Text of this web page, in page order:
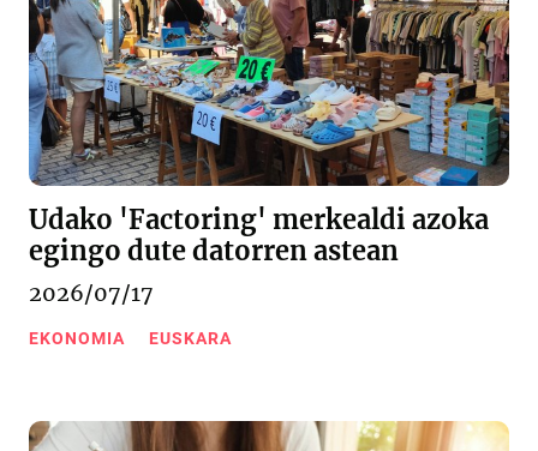
Udako 'Factoring' merkealdi azoka
egingo dute datorren astean
2026/07/17
EKONOMIA EUSKARA